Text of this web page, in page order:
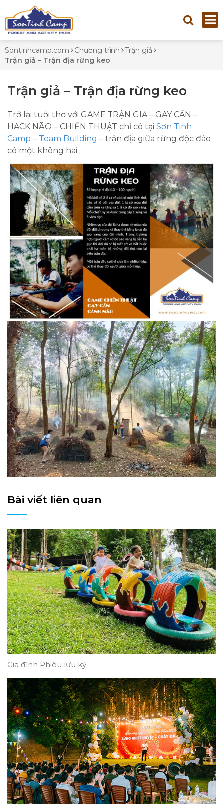
Sontinhcamp.com Chương trình
Trận giả
Trận giả – Trận địa rừng keo
Trận giả – Trận địa rừng keo
Trở lại tuổi thơ với GAME TRẬN GIẢ – GAY CẤN –
HACK NÃO – CHIẾN THUẬT chỉ có tại Sơn Tinh
Camp – Team Building – trận địa giữa rừng độc đáo
có một không hai .
Bài viết liên quan
Gia đình Phiêu lưu ký